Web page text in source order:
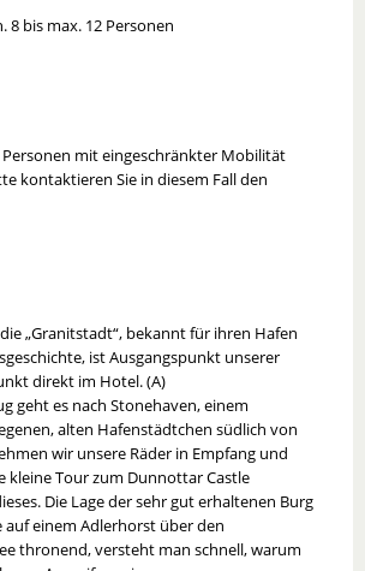
8 bis max. 12 Personen
Personen mit eingeschränkter Mobilität
kontaktieren Sie in diesem Fall den
„Granitstadt“, bekannt für ihren Hafen
ist Ausgangspunkt unserer
direkt im Hotel. (A)
geht es nach Stonehaven, einem
alten Hafenstädtchen südlich von
wir unsere Räder in Empfang und
kleine Tour zum Dunnottar Castle
Die Lage der sehr gut erhaltenen Burg
auf einem Adlerhorst über den
thronend, versteht man schnell, warum